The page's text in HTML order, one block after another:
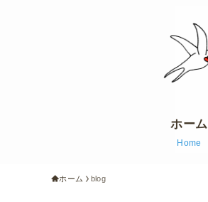
ホーム
Home
ホーム blog